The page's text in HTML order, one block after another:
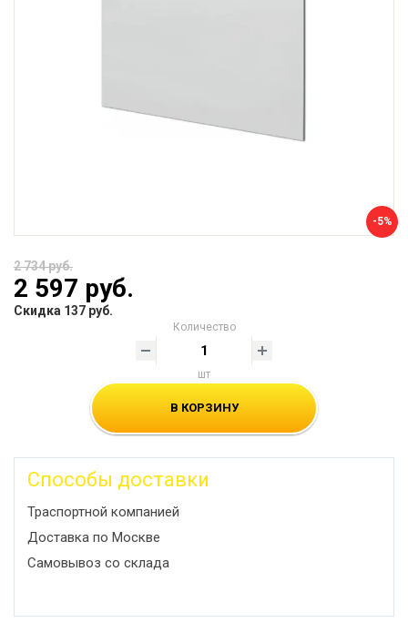
-5%
2 734 руб.
2 597 руб.
Скидка 137 руб.
Количество
шт
В КОРЗИНУ
Способы доставки
Траспортной компанией
Доставка по Москве
Самовывоз со склада